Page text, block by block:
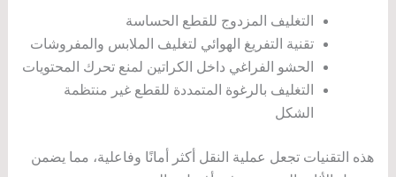
التغليف المزدوج للقطع الحساسة
تقنية التفريغ الهوائي لتغليف الملابس والمفروشات
الحشو الفراغي داخل الكراتين لمنع تحرك المحتويات
التغليف بالرغوة المتمددة للقطع غير منتظمة
الشكل
هذه التقنيات تجعل عملية النقل أكثر أمانًا وفاعلية، مما يضمن